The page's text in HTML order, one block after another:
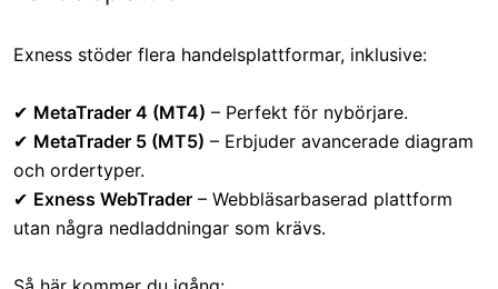
Exness stöder flera handelsplattformar, inklusive:
✔ MetaTrader 4 (MT4) – Perfekt för nybörjare.
✔ MetaTrader 5 (MT5) – Erbjuder avancerade diagram
och ordertyper.
✔ Exness WebTrader – Webbläsarbaserad plattform
utan några nedladdningar som krävs.